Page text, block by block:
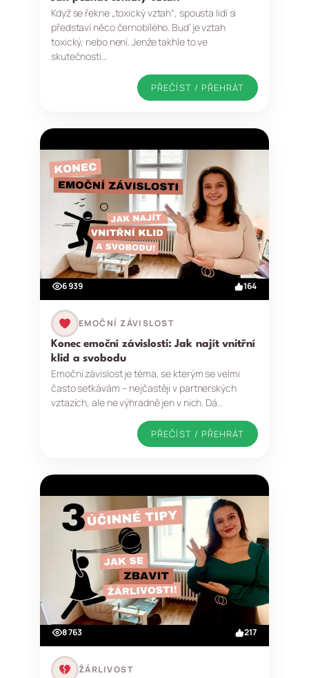
Když se řekne „toxický vztah“, spousta lidí si
představí něco černobílého. Buď je vztah
toxický, nebo není. Jenže takhle to ve
skutečnosti…
PŘEČÍST / PŘEHRÁT
6 939 164
EMOČNÍ ZÁVISLOST
Konec emoční závislosti: Jak najít vnitřní
klid a svobodu
Emoční závislost je téma, se kterým se velmi
často setkávám – nejčastěji v partnerských
vztazích, ale ne výhradně jen v nich. Dá…
PŘEČÍST / PŘEHRÁT
8 763 217
ŽÁRLIVOST